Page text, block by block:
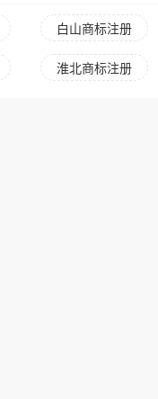
白山商标注册
淮北商标注册